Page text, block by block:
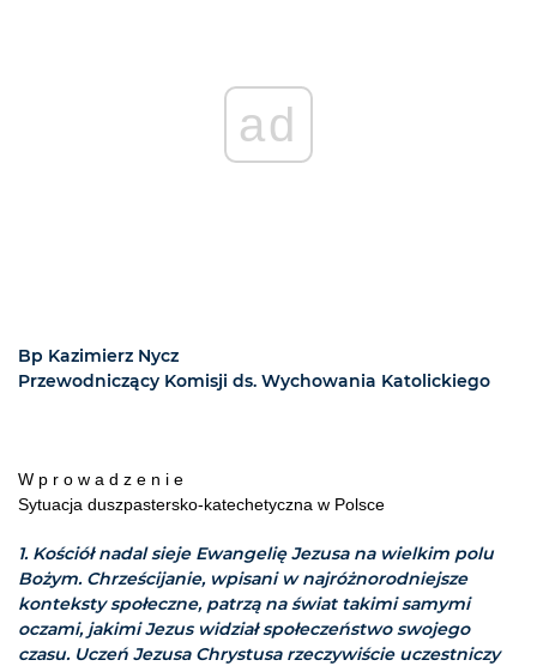
ad
Bp Kazimierz Nycz
Przewodniczący Komisji ds. Wychowania Katolickiego
W p r o w a d z e n i e
Sytuacja duszpastersko-katechetyczna w Polsce
1. Kościół nadal sieje Ewangelię Jezusa na wielkim polu
Bożym. Chrześcijanie, wpisani w najróżnorodniejsze
konteksty społeczne, patrzą na świat takimi samymi
oczami, jakimi Jezus widział społeczeństwo swojego
czasu. Uczeń Jezusa Chrystusa rzeczywiście uczestniczy